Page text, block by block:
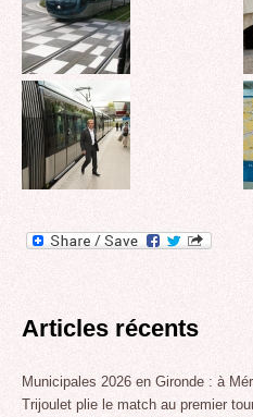
Articles récents
Municipales 2026 en Gironde : à
Trijoulet plie le match au premier